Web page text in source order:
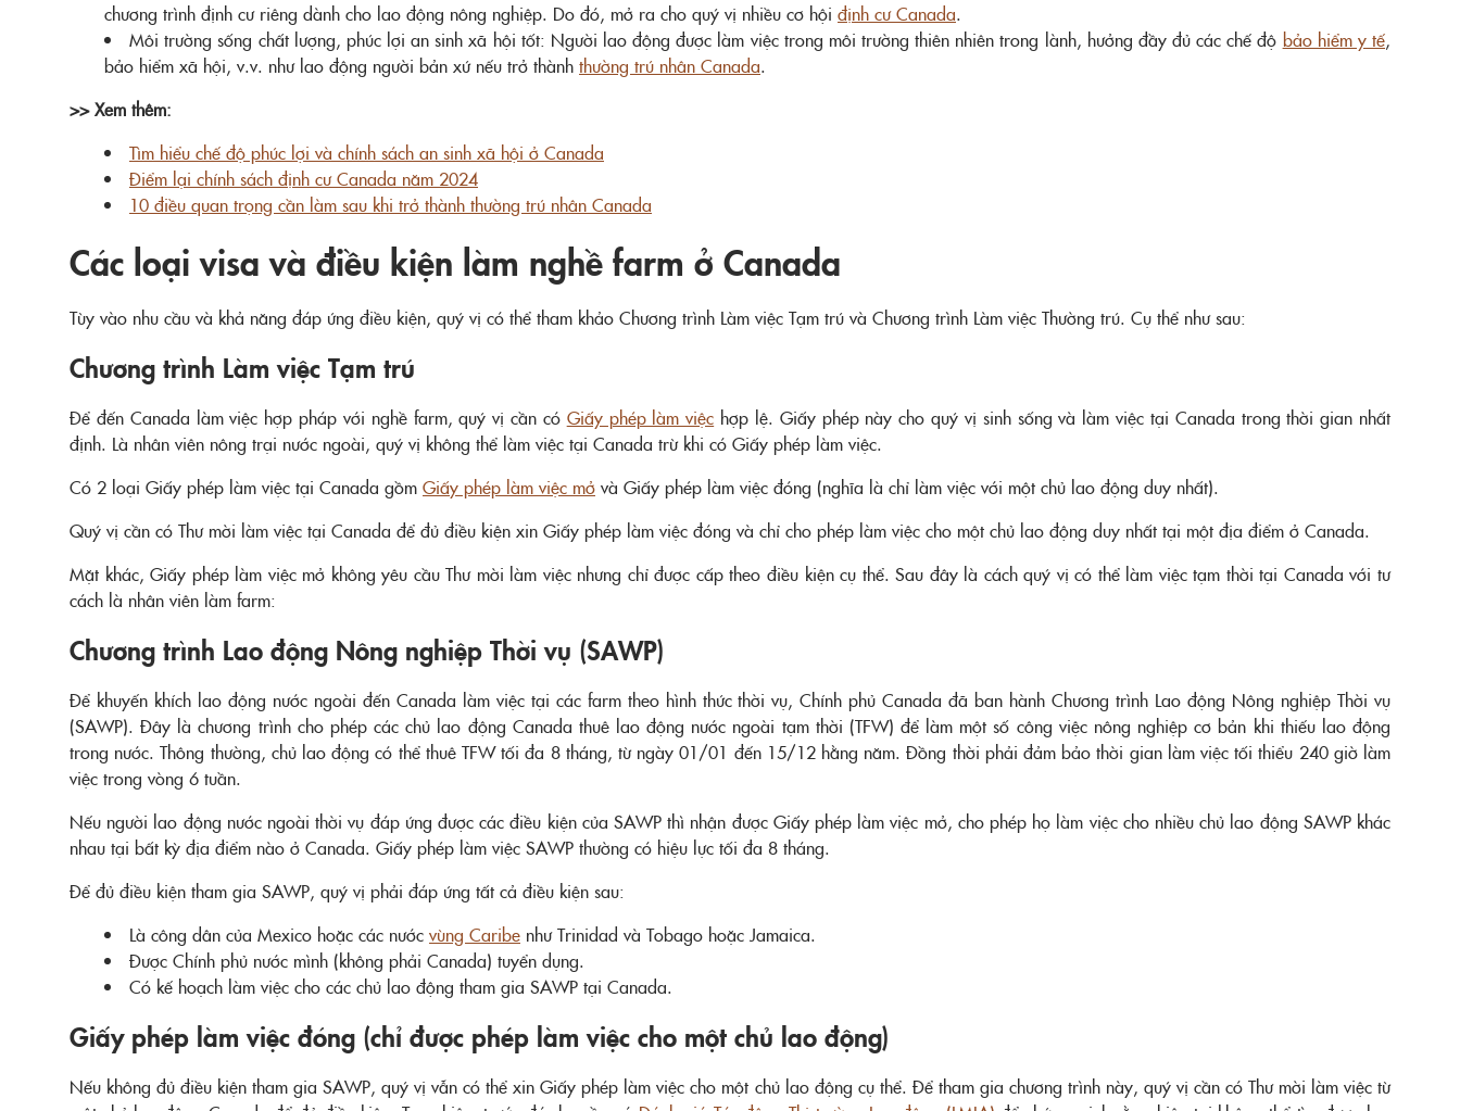
chương trình định cư riêng dành cho lao động nông nghiệp. Do đó, mở ra cho quý vị nhiều cơ hội định cư Canada.
Môi trường sống chất lượng, phúc lợi an sinh xã hội tốt: Người lao động được làm việc trong môi trường thiên nhiên trong lành, hưởng đầy đủ các chế độ bảo hiểm y tế,
bảo hiểm xã hội, v.v. như lao động người bản xứ nếu trở thành thường trú nhân Canada.
>> Xem thêm:
Tìm hiểu chế độ phúc lợi và chính sách an sinh xã hội ở Canada
Điểm lại chính sách định cư Canada năm 2024
10 điều quan trọng cần làm sau khi trở thành thường trú nhân Canada
Các loại visa và điều kiện làm nghề farm ở Canada
Tùy vào nhu cầu và khả năng đáp ứng điều kiện, quý vị có thể tham khảo Chương trình Làm việc Tạm trú và Chương trình Làm việc Thường trú. Cụ thể như sau:
Chương trình Làm việc Tạm trú
Để đến Canada làm việc hợp pháp với nghề farm, quý vị cần có Giấy phép làm việc hợp lệ. Giấy phép này cho quý vị sinh sống và làm việc tại Canada trong thời gian nhất
định. Là nhân viên nông trại nước ngoài, quý vị không thể làm việc tại Canada trừ khi có Giấy phép làm việc.
Có 2 loại Giấy phép làm việc tại Canada gồm Giấy phép làm việc mở và Giấy phép làm việc đóng (nghĩa là chỉ làm việc với một chủ lao động duy nhất).
Quý vị cần có Thư mời làm việc tại Canada để đủ điều kiện xin Giấy phép làm việc đóng và chỉ cho phép làm việc cho một chủ lao động duy nhất tại một địa điểm ở Canada.
Mặt khác, Giấy phép làm việc mở không yêu cầu Thư mời làm việc nhưng chỉ được cấp theo điều kiện cụ thể. Sau đây là cách quý vị có thể làm việc tạm thời tại Canada với tư
cách là nhân viên làm farm:
Chương trình Lao động Nông nghiệp Thời vụ (SAWP)
Để khuyến khích lao động nước ngoài đến Canada làm việc tại các farm theo hình thức thời vụ, Chính phủ Canada đã ban hành Chương trình Lao động Nông nghiệp Thời vụ
(SAWP). Đây là chương trình cho phép các chủ lao động Canada thuê lao động nước ngoài tạm thời (TFW) để làm một số công việc nông nghiệp cơ bản khi thiếu lao động
trong nước. Thông thường, chủ lao động có thể thuê TFW tối đa 8 tháng, từ ngày 01/01 đến 15/12 hằng năm. Đồng thời phải đảm bảo thời gian làm việc tối thiểu 240 giờ làm
việc trong vòng 6 tuần.
Nếu người lao động nước ngoài thời vụ đáp ứng được các điều kiện của SAWP thì nhận được Giấy phép làm việc mở, cho phép họ làm việc cho nhiều chủ lao động SAWP khác
nhau tại bất kỳ địa điểm nào ở Canada. Giấy phép làm việc SAWP thường có hiệu lực tối đa 8 tháng.
Để đủ điều kiện tham gia SAWP, quý vị phải đáp ứng tất cả điều kiện sau:
Là công dân của Mexico hoặc các nước vùng Caribe như Trinidad và Tobago hoặc Jamaica.
Được Chính phủ nước mình (không phải Canada) tuyển dụng.
Có kế hoạch làm việc cho các chủ lao động tham gia SAWP tại Canada.
Giấy phép làm việc đóng (chỉ được phép làm việc cho một chủ lao động)
Nếu không đủ điều kiện tham gia SAWP, quý vị vẫn có thể xin Giấy phép làm việc cho một chủ lao động cụ thể. Để tham gia chương trình này, quý vị cần có Thư mời làm việc từ